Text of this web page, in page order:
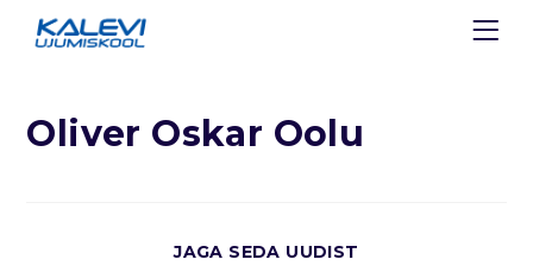
Oliver Oskar Oolu
JAGA SEDA UUDIST